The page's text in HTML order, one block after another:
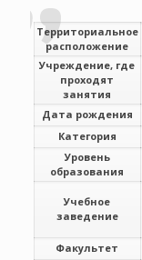
Территориальное
расположение
Учреждение, где
проходят
занятия
Дата рождения
Категория
Уровень
образования
Учебное
заведение
Факультет